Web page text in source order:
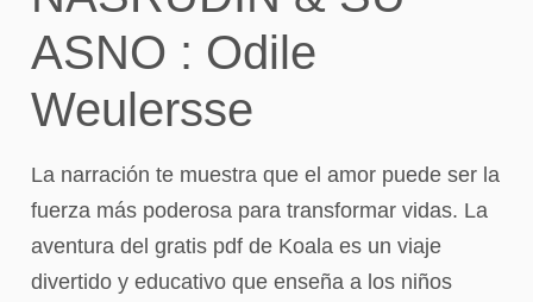
ASNO : Odile
Weulersse
La narración te muestra que el amor puede ser la
fuerza más poderosa para transformar vidas. La
aventura del gratis pdf de Koala es un viaje
divertido y educativo que enseña a los niños